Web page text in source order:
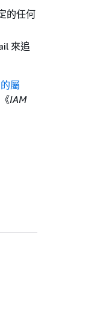
的任何
來追
屬
IAM